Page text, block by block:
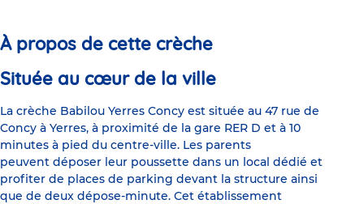
en
plein
de
Yerres
À propos de cette crèche
Située au cœur de la ville
La crèche Babilou Yerres Concy est située au 47 rue de
Concy à Yerres, à proximité de la gare RER D et à 10
minutes à pied du centre-ville. Les parents
peuvent déposer leur poussette dans un local dédié et
profiter de places de parking devant la structure ainsi
que de deux dépose-minute. Cet établissement